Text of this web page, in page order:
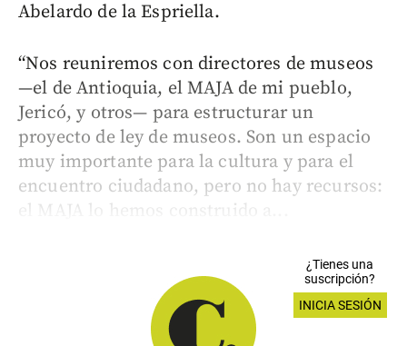
Abelardo de la Espriella.
“Nos reuniremos con directores de museos
—el de Antioquia, el MAJA de mi pueblo,
Jericó, y otros— para estructurar un
proyecto de ley de museos. Son un espacio
muy importante para la cultura y para el
encuentro ciudadano, pero no hay recursos:
el MAJA lo hemos construido a...
¿Tienes una
suscripción?
INICIA SESIÓN